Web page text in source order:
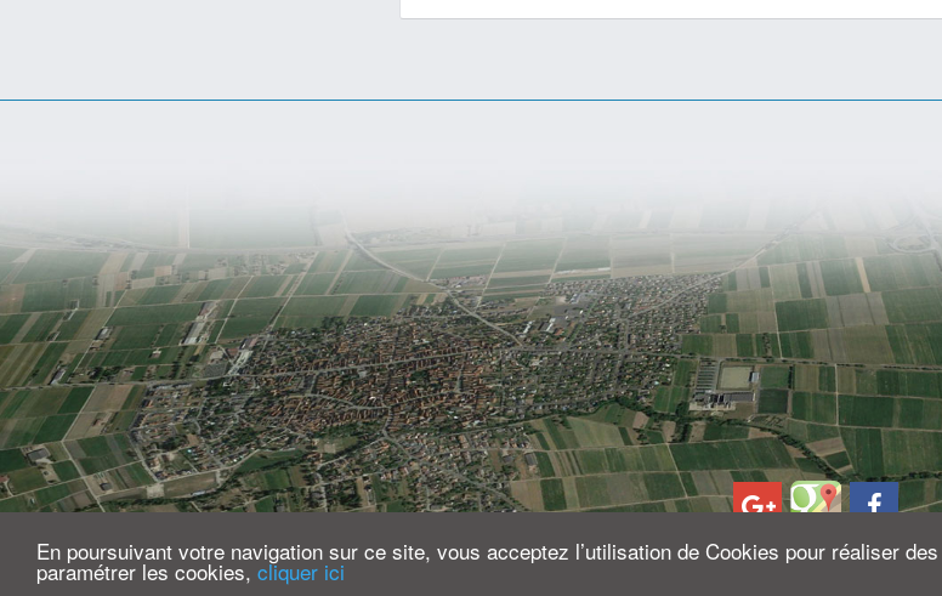
En poursuivant votre navigation sur ce site, vous acceptez l’utilisation de Cookies pour réaliser
paramétrer les cookies, cliquer ici
© 2026 - France Création -Mentions